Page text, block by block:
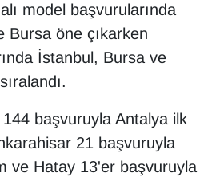
model başvurularında
Bursa öne çıkarken
İstanbul, Bursa ve
başvuruyla Antalya ilk
21 başvuruyla
ve Hatay 13'er başvuruyla